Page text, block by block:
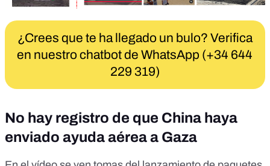
¿Crees que te ha llegado un bulo? Verifica
en nuestro chatbot de WhatsApp (+34 644
229 319)
No hay registro de que China haya
enviado ayuda aérea a Gaza